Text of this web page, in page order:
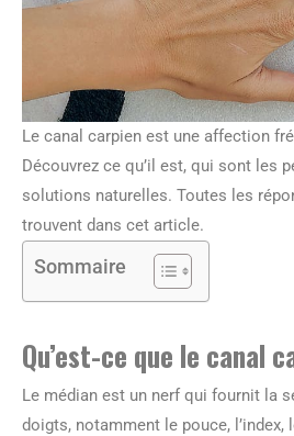
Le canal carpien est une affection
Découvrez ce qu’il est, qui sont les
solutions naturelles. Toutes les
trouvent dans cet article.
Sommaire
Qu’est-ce que le canal
Le médian est un nerf qui fournit la
doigts, notamment le pouce,